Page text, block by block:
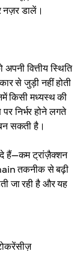
नज़र डालें।
वित्तीय स्थिति
से जुड़ी नहीं होती
किसी मध्यस्थ की
निर्भर होने लगते
सकती है।
हैं—कम ट्रांज़ैक्शन
तकनीक से बढ़ी
जा रही है और यह